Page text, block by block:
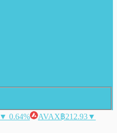
▼ 0.64% AVAX฿212.93▼